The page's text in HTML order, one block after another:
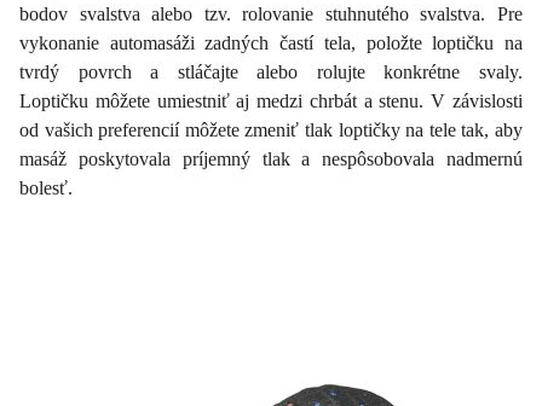
bodov svalstva alebo tzv. rolovanie stuhnutého svalstva. Pre
vykonanie automasáži zadných častí tela, položte loptičku na
tvrdý povrch a stláčajte alebo rolujte konkrétne svaly.
Loptičku môžete umiestniť aj medzi chrbát a stenu. V závislosti
od vašich preferencií môžete zmeniť tlak loptičky na tele tak, aby
masáž poskytovala príjemný tlak a nespôsobovala nadmernú
bolesť.